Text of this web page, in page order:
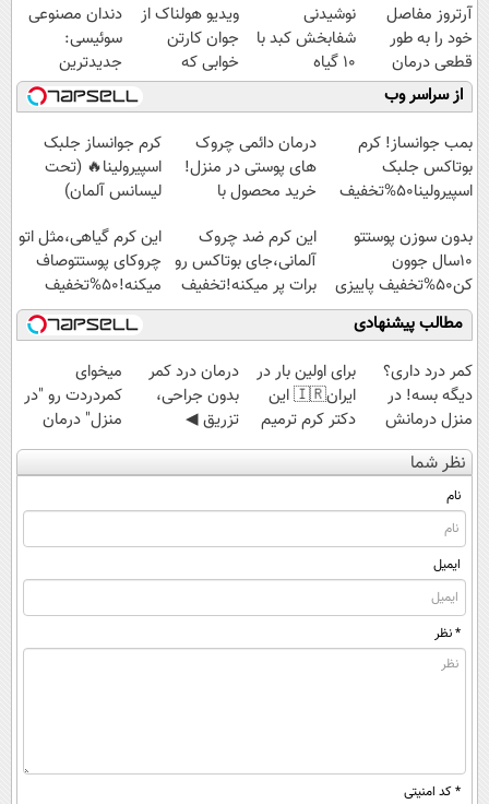
آرتروز مفاصل
خود را به طور
قطعی درمان
کنید!
◗پرسش‌نامه◖
نوشیدنی
شفابخش کبد با
10 گیاه
موثر(تخفیف تا
امشب)
ویدیو هولناک از
جوان کارتن
خوابی که
میلیاردر شد.
آموزش رایگان
دندان مصنوعی
سوئیسی:
جدیدترین
فناوری اروپا،
سبک و مقاوم |
پرداخت قسطی
از سراسر وب
بمب جوانساز! کرم
بوتاکس جلبک
اسپیرولینا50%تخفیف
درمان دائمی چروک
های پوستی در منزل!
خرید محصول با
کرم جوانساز جلبک
اسپیرولینا🔥 (تحت
لیسانس آلمان)
بدون سوزن پوستتو
10سال جوون
کن50%تخفیف پاییزی
این کرم ضد چروک
آلمانی،جای بوتاکس رو
برات پر میکنه!تخفیف
تا امشب
این کرم گیاهی،مثل اتو
چروکای پوستتوصاف
میکنه!50%تخفیف
مطالب پیشنهادی
کمر درد داری؟
دیگه بسه! در
منزل درمانش
کن
(◀پرسش‌نامه)
برای اولین بار در
ایران🇮🇷 این
دکتر کرم ترمیم
کننده 23 روزه
ساخت!
درمان درد کمر
بدون جراحی،
تزریق ◀
پرسش‌نامه رو پر
کن ▶
میخوای
کمردردت رو "در
منزل" درمان
کنی؟ (◂فیلم +
◂پرسش‌نامه)
نظر شما
نام
ایمیل
* نظر
* کد امنیتی